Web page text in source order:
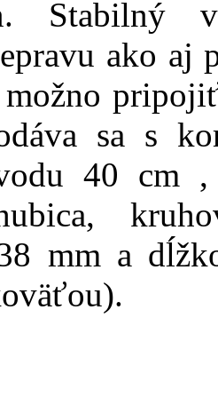
Stabilný
ako aj
sa s
40 cm
mm a